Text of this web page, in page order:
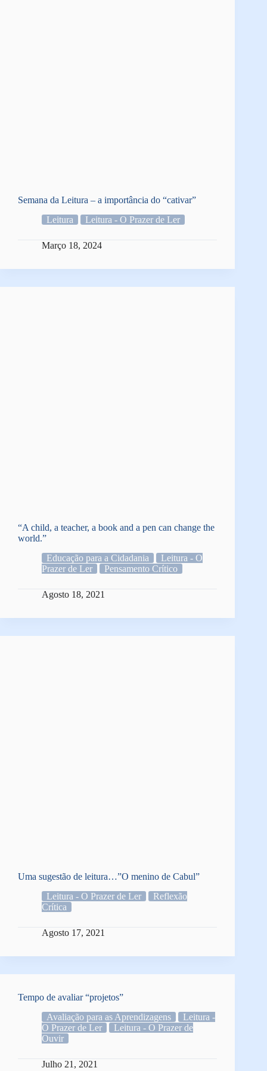
Semana da Leitura – a importância do “cativar”
Leitura
Leitura - O Prazer de Ler
Março 18, 2024
“A child, a teacher, a book and a pen can change the
world.”
Educação para a Cidadania
Leitura - O
Prazer de Ler
Pensamento Crítico
Agosto 18, 2021
Uma sugestão de leitura…”O menino de Cabul”
Leitura - O Prazer de Ler
Reflexão
Crítica
Agosto 17, 2021
Tempo de avaliar “projetos”
Avaliação para as Aprendizagens
Leitura -
O Prazer de Ler
Leitura - O Prazer de
Ouvir
Julho 21, 2021